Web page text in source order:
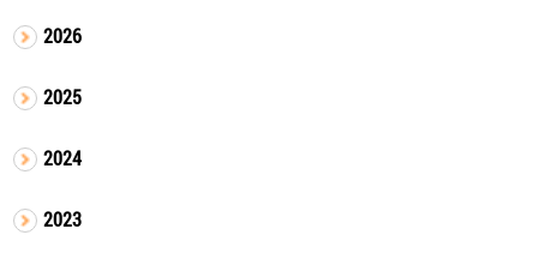
2026
2025
2024
2023